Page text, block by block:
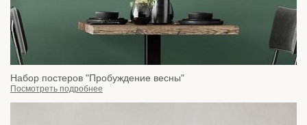
Набор постеров "Пробуждение весны"
Посмотреть подробнее